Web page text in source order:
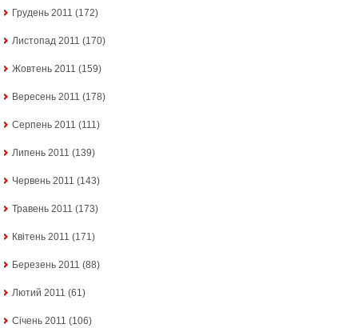
Грудень 2011 (172)
Листопад 2011 (170)
Жовтень 2011 (159)
Вересень 2011 (178)
Серпень 2011 (111)
Липень 2011 (139)
Червень 2011 (143)
Травень 2011 (173)
Квітень 2011 (171)
Березень 2011 (88)
Лютий 2011 (61)
Січень 2011 (106)